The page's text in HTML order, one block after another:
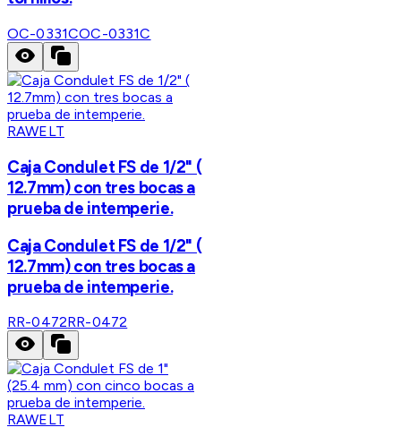
OC-0331COC-0331C
RAWELT
Caja Condulet FS de 1/2" (
12.7mm) con tres bocas a
prueba de intemperie.
Caja Condulet FS de 1/2" (
12.7mm) con tres bocas a
prueba de intemperie.
RR-0472RR-0472
RAWELT